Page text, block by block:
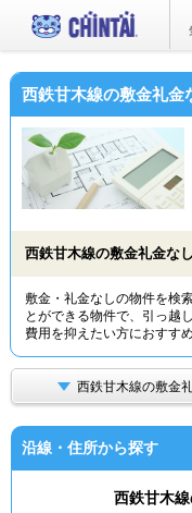
西鉄甘木線の敷金礼金
西鉄甘木線の敷金礼金な
敷金・礼金なしの物件を検
とができる物件で、引っ越
費用を抑えたい方におすすめ
西鉄甘木線の敷金
沿線・住所から探す
西鉄甘木